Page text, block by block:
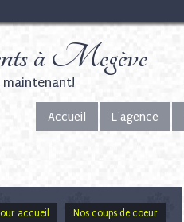
à Megève
Accueil L'agence
accueil Nos coups de coeur